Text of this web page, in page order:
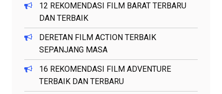
12 REKOMENDASI FILM BARAT TERBARU
DAN TERBAIK
DERETAN FILM ACTION TERBAIK
SEPANJANG MASA
16 REKOMENDASI FILM ADVENTURE
TERBAIK DAN TERBARU